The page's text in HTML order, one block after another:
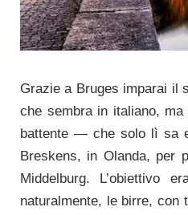
Grazie a Bruges imparai il
che sembra in italiano, ma
battente — che solo lì sa
Breskens, in Olanda, per
Middelburg. L’obiettivo
naturalmente, le birre, con